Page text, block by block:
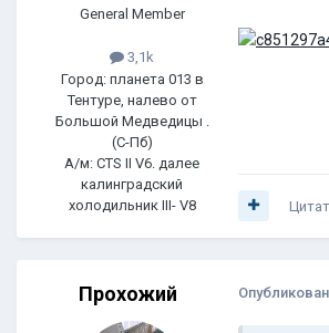
General Member
3,1k
Город: планета 013 в
Тентуре, налево от
Большой Медведицы .
(С-Пб)
А/м: CTS II V6. далее
калинградский
холодильник III- V8
Прохожий